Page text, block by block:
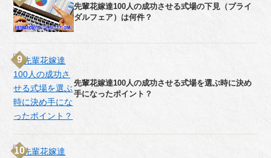
先輩花嫁達100人の成功させる式場の下見（ブライ
ダルフェア）は何件？
先輩花嫁達100人の成功させる式場を選ぶ時に決め
手になったポイント？